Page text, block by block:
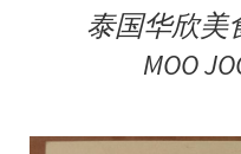
泰国华欣美
MOO